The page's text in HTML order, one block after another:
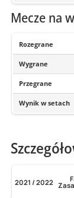
Mecze na
Rozegrane
Wygrane
Przegrane
Wynik w setach
2021 / 2022